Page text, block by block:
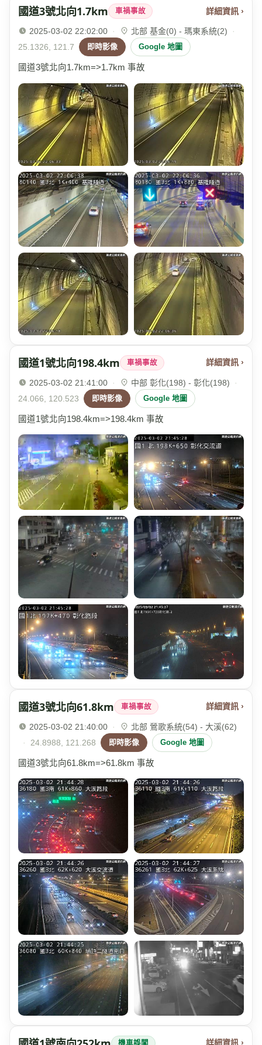
國道3號北向1.7km 車禍事故 詳細資訊 ›
2025-03-02 22:02:00 · 北部 基金(0) - 瑪東系統(2)
·
25.1326, 121.7
即時影像 Google 地圖
國道3號北向1.7km=>1.7km 事故
國道1號北向198.4km 車禍事故 詳細資訊 ›
2025-03-02 21:41:00 · 中部 彰化(198) - 彰化(198)
·
24.066, 120.523
即時影像 Google 地圖
國道1號北向198.4km=>198.4km 事故
國道3號北向61.8km 車禍事故 詳細資訊 ›
2025-03-02 21:40:00 ·
北部 鶯歌系統(54) - 大溪(62)
·
24.8988, 121.268 即時影像 Google 地圖
國道3號北向61.8km=>61.8km 事故
機車誤闖 詳細資訊 ›